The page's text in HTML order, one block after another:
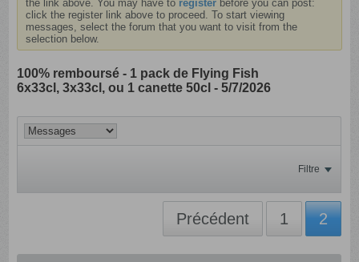
the link above. You may have to register before you can post:
click the register link above to proceed. To start viewing
messages, select the forum that you want to visit from the
selection below.
100% remboursé - 1 pack de Flying Fish
6x33cl, 3x33cl, ou 1 canette 50cl - 5/7/2026
Filtre
Précédent 1 2